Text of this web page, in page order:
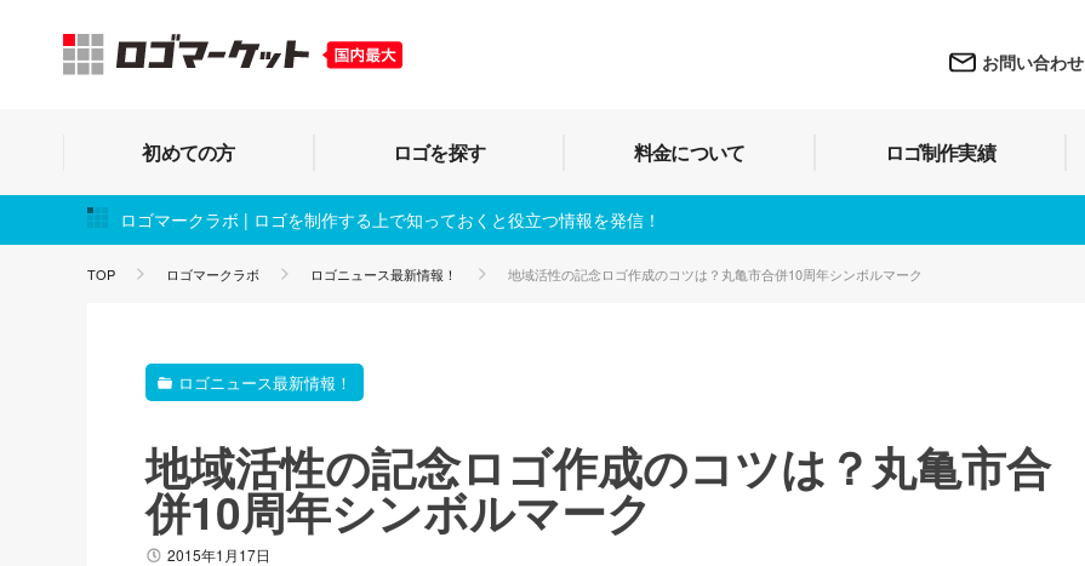
お問い合わせ
初めての方 ロゴを探す 料金について ロゴ制作実績
ロゴマークラボ | ロゴを制作する上で知っておくと役立つ情報を発信！
TOP ロゴマークラボ ロゴニュース最新情報！ 地域活性の記念ロゴ作成のコツは？丸亀市合併10周年シンボルマーク
ロゴニュース最新情報！
地域活性の記念ロゴ作成のコツは？丸亀市合
併10周年シンボルマーク
2015年1月17日